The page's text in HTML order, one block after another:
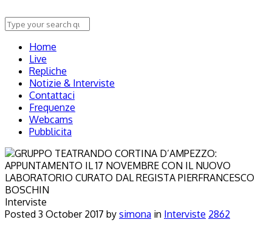
Home
Live
Repliche
Notizie & Interviste
Contattaci
Frequenze
Webcams
Pubblicita
Interviste
Posted 3 October 2017 by simona in Interviste 2862